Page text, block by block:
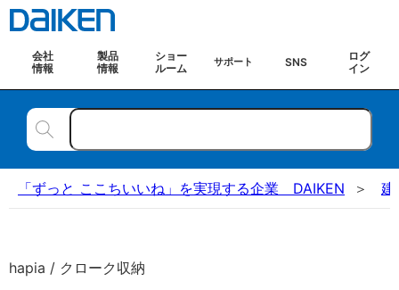
会社
情報
製品
情報
ショー
ルーム
サポート SNS
ログ
イン
「ずっと ここちいいね」を実現する企業 DAIKEN 建
hapia / クローク収納